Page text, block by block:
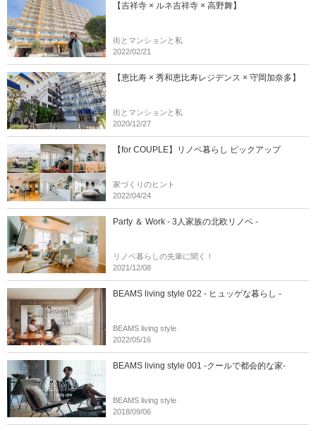
【吉祥寺 × ルネ吉祥寺 × 高野舞】
街とマンションと私
2022/02/21
【恵比寿 × 秀和恵比寿レジデンス × 守岡加奈多】
街とマンションと私
2020/12/27
【for COUPLE】リノベ暮らし ピックアップ
家づくりのヒント
2022/04/24
Party ＆ Work - 3人家族の北欧リノベ -
リノベ暮らしの先輩に聞く！
2021/12/08
BEAMS living style 022 - ヒュッゲな暮らし -
BEAMS living style
2022/05/16
BEAMS living style 001 -クールで都会的な家-
BEAMS living style
2018/09/06